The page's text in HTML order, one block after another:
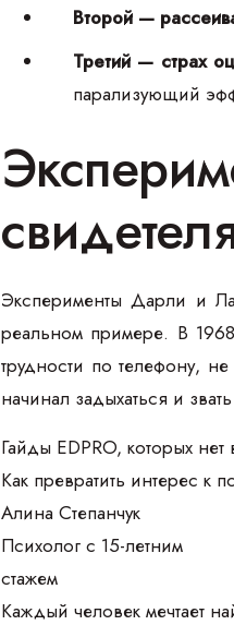
Второй —
Третий — страх
парализующий
Эксперименты Дарли и
реальном примере. В
трудности по телефону,
начинал задыхаться и
Гайды EDPRO, которых нет
Как превратить интерес к
Алина Степанчук
Психолог с 15-летним
стажем
Каждый человек мечтает